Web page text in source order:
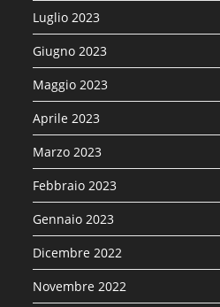
Luglio 2023
Giugno 2023
Maggio 2023
Aprile 2023
Marzo 2023
Febbraio 2023
Gennaio 2023
Dicembre 2022
Novembre 2022